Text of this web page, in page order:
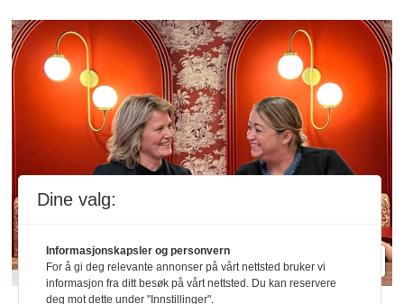
Dine valg:
Informasjonskapsler og personvern
For å gi deg relevante annonser på vårt nettsted bruker vi
informasjon fra ditt besøk på vårt nettsted. Du kan reservere
deg mot dette under "Innstillinger".